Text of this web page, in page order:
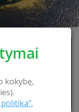
kokybę,